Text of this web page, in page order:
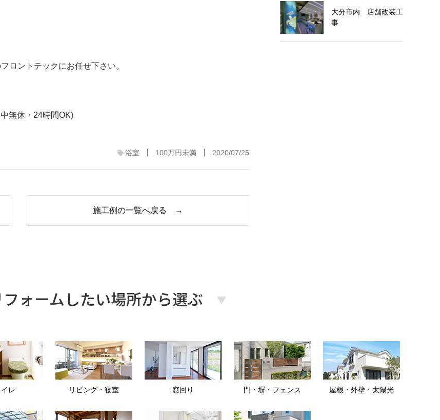
ロントテックにお任せ下さい。
無休・24時間OK)
浴室 100万円未満 2020/07/25
施工例の一覧へ戻る →
大分市内 店舗改装工
事
フォームしたい場所から選ぶ
イレ リビング・寝室 窓回り 門・塀・フェンス 屋根・外壁・太陽光